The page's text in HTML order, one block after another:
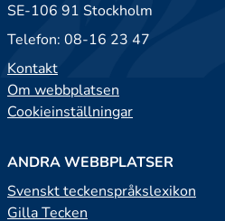
SE-106 91 Stockholm
Telefon: 08-16 23 47
Kontakt
Om webbplatsen
Cookieinställningar
ANDRA WEBBPLATSER
Svenskt teckenspråkslexikon
Gilla Tecken